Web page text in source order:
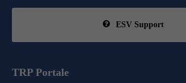
ESV Support
TRP Portale